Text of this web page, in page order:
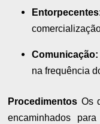
Comunicação:
na frequência
Procedimentos Os
encaminhados